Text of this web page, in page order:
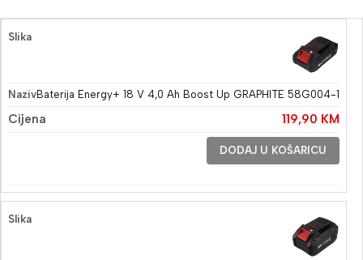
Baterija Energy+ 18 V 4,0 Ah Boost Up GRAPHITE 58G004-1
119,90 KM
DODAJ U KOŠARICU